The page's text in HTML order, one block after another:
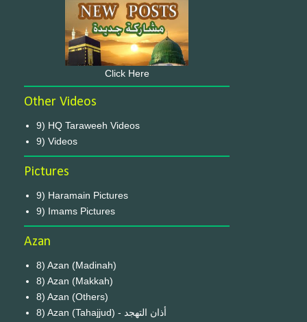
Click Here
Other Videos
9) HQ Taraweeh Videos
9) Videos
Pictures
9) Haramain Pictures
9) Imams Pictures
Azan
8) Azan (Madinah)
8) Azan (Makkah)
8) Azan (Others)
8) Azan (Tahajjud) - أذان التهجد